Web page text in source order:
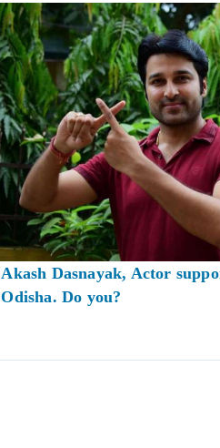
Akash Dasnayak, Actor
Odisha. Do you?